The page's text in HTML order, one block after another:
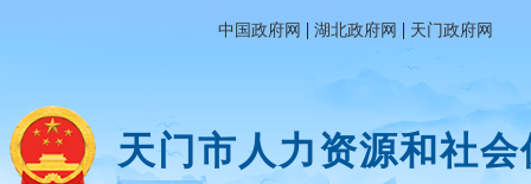
中国政府网 | 湖北政府网 | 天门政府网
天门市人力资源和社